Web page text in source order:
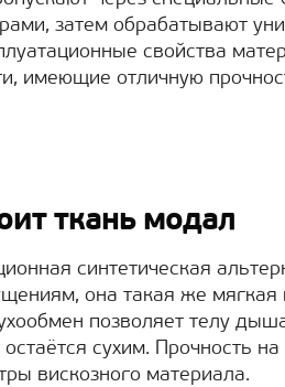
затем обрабатывают
свойства
имеющие отличную
ткань модал
синтетическая
она такая же мягкая
позволяет телу
сухим. Прочность
вискозного материала.